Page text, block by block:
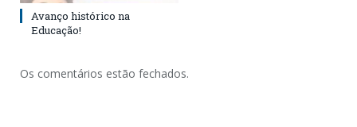
Avanço histórico na
Educação!
Os comentários estão fechados.